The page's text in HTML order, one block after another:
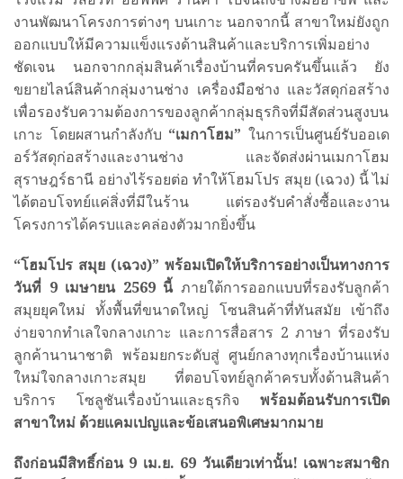
งานพัฒนาโครงการต่างๆ บนเกาะ นอกจากนี้ สาขาใหม่ยังถูก
ออกแบบให้มีความแข็งแรงด้านสินค้าและบริการเพิ่มอย่าง
ชัดเจน นอกจากกลุ่มสินค้าเรื่องบ้านที่ครบครันขึ้นแล้ว ยัง
ขยายไลน์สินค้ากลุ่มงานช่าง เครื่องมือช่าง และวัสดุก่อสร้าง
เพื่อรองรับความต้องการของลูกค้ากลุ่มธุรกิจที่มีสัดส่วนสูงบน
เกาะ โดยผสานกำลังกับ “เมกาโฮม” ในการเป็นศูนย์รับออเด
อร์วัสดุก่อสร้างและงานช่าง และจัดส่งผ่านเมกาโฮม
สุราษฎร์ธานี อย่างไร้รอยต่อ ทำให้โฮมโปร สมุย (เฉวง) นี้ ไม่
ได้ตอบโจทย์แค่สิ่งที่มีในร้าน แต่รองรับคำสั่งซื้อและงาน
โครงการได้ครบและคล่องตัวมากยิ่งขึ้น
“โฮมโปร สมุย (เฉวง)” พร้อมเปิดให้บริการอย่างเป็นทางการ
วันที่ 9 เมษายน 2569 นี้ภายใต้การออกแบบที่รองรับลูกค้า
สมุยยุคใหม่ ทั้งพื้นที่ขนาดใหญ่ โซนสินค้าที่ทันสมัย เข้าถึง
ง่ายจากทำเลใจกลางเกาะ และการสื่อสาร 2 ภาษา ที่รองรับ
ลูกค้านานาชาติ พร้อมยกระดับสู่ ศูนย์กลางทุกเรื่องบ้านแห่ง
ใหม่ใจกลางเกาะสมุย ที่ตอบโจทย์ลูกค้าครบทั้งด้านสินค้า
บริการ โซลูชันเรื่องบ้านและธุรกิจ พร้อมต้อนรับการเปิด
สาขาใหม่ ด้วยแคมเปญและข้อเสนอพิเศษมากมาย
ถึงก่อนมีสิทธิ์ก่อน 9 เม.ย. 69 วันเดียวเท่านั้น! เฉพาะสมาชิก